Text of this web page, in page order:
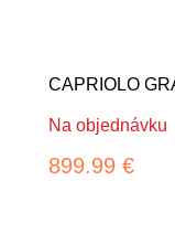
CAPRIOLO
Na objednávku
899.99 €